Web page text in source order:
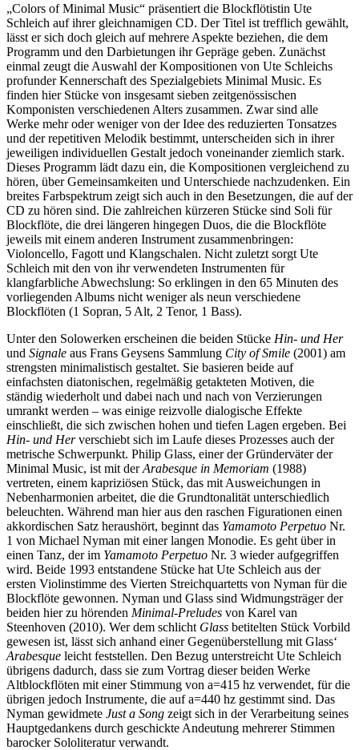
„Colors of Minimal Music“ präsentiert die Blockflötistin Ute
Schleich auf ihrer gleichnamigen CD. Der Titel ist trefflich gewählt,
lässt er sich doch gleich auf mehrere Aspekte beziehen, die dem
Programm und den Darbietungen ihr Gepräge geben. Zunächst
einmal zeugt die Auswahl der Kompositionen von Ute Schleichs
profunder Kennerschaft des Spezialgebiets Minimal Music. Es
finden hier Stücke von insgesamt sieben zeitgenössischen
Komponisten verschiedenen Alters zusammen. Zwar sind alle
Werke mehr oder weniger von der Idee des reduzierten Tonsatzes
und der repetitiven Melodik bestimmt, unterscheiden sich in ihrer
jeweiligen individuellen Gestalt jedoch voneinander ziemlich stark.
Dieses Programm lädt dazu ein, die Kompositionen vergleichend zu
hören, über Gemeinsamkeiten und Unterschiede nachzudenken. Ein
breites Farbspektrum zeigt sich auch in den Besetzungen, die auf der
CD zu hören sind. Die zahlreichen kürzeren Stücke sind Soli für
Blockflöte, die drei längeren hingegen Duos, die die Blockflöte
jeweils mit einem anderen Instrument zusammenbringen:
Violoncello, Fagott und Klangschalen. Nicht zuletzt sorgt Ute
Schleich mit den von ihr verwendeten Instrumenten für
klangfarbliche Abwechslung: So erklingen in den 65 Minuten des
vorliegenden Albums nicht weniger als neun verschiedene
Blockflöten (1 Sopran, 5 Alt, 2 Tenor, 1 Bass).
Unter den Solowerken erscheinen die beiden Stücke Hin- und Her
und Signale aus Frans Geysens Sammlung City of Smile (2001) am
strengsten minimalistisch gestaltet. Sie basieren beide auf
einfachsten diatonischen, regelmäßig getakteten Motiven, die
ständig wiederholt und dabei nach und nach von Verzierungen
umrankt werden – was einige reizvolle dialogische Effekte
einschließt, die sich zwischen hohen und tiefen Lagen ergeben. Bei
Hin- und Herverschiebt sich im Laufe dieses Prozesses auch der
metrische Schwerpunkt. Philip Glass, einer der Gründerväter der
Minimal Music, ist mit derArabesque in Memoriam (1988)
vertreten, einem kapriziösen Stück, das mit Ausweichungen in
Nebenharmonien arbeitet, die die Grundtonalität unterschiedlich
beleuchten. Während man hier aus den raschen Figurationen einen
akkordischen Satz heraushört, beginnt das Yamamoto Perpetuo Nr.
1 von Michael Nyman mit einer langen Monodie. Es geht über in
einen Tanz, der im Yamamoto Perpetuo Nr. 3 wieder aufgegriffen
wird. Beide 1993 entstandene Stücke hat Ute Schleich aus der
ersten Violinstimme des Vierten Streichquartetts von Nyman für die
Blockflöte gewonnen. Nyman und Glass sind Widmungsträger der
beiden hier zu hörenden Minimal-Preludes von Karel van
Steenhoven (2010). Wer dem schlicht Glass betitelten Stück Vorbild
gewesen ist, lässt sich anhand einer Gegenüberstellung mit Glass‘
Arabesque leicht feststellen. Den Bezug unterstreicht Ute Schleich
übrigens dadurch, dass sie zum Vortrag dieser beiden Werke
Altblockflöten mit einer Stimmung von a=415 hz verwendet, für die
übrigen jedoch Instrumente, die auf a=440 hz gestimmt sind. Das
Nyman gewidmete Just a Song zeigt sich in der Verarbeitung seines
Hauptgedankens durch geschickte Andeutung mehrerer Stimmen
barocker Sololiteratur verwandt.